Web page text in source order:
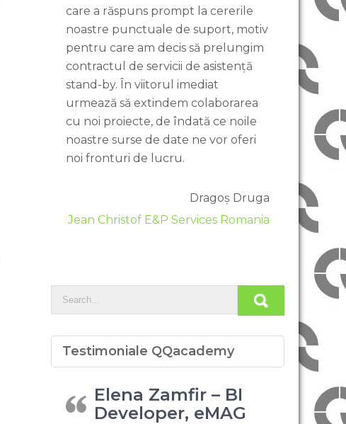
care a răspuns prompt la cererile
noastre punctuale de suport, motiv
pentru care am decis să prelungim
contractul de servicii de asistență
stand-by. În viitorul imediat
urmează să extindem colaborarea
cu noi proiecte, de îndată ce noile
noastre surse de date ne vor oferi
noi fronturi de lucru.
Dragoș Druga
Jean Christof E&P Services Romania
Testimoniale QQacademy
Elena Zamfir – BI
Developer, eMAG